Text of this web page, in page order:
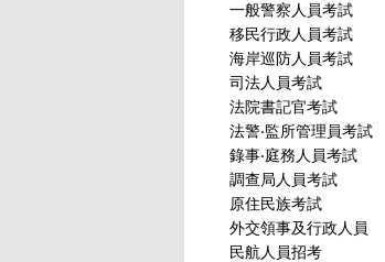
一般警察人員考試
移民行政人員考試
海岸巡防人員考試
司法人員考試
法院書記官考試
法警‧監所管理員考試
錄事‧庭務人員考試
調查局人員考試
原住民族考試
外交領事及行政人員
民航人員招考